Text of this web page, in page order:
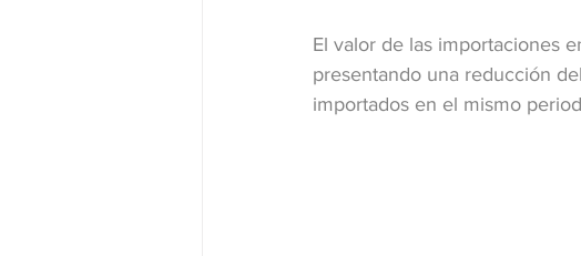
El valor de las importaciones
presentando una reducción
importados en el mismo